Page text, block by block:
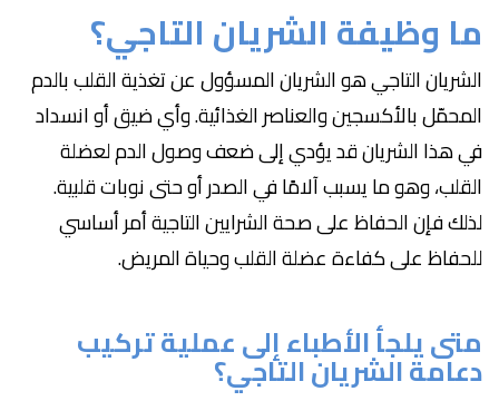
ما وظيفة الشريان التاجي؟
الشريان التاجي هو الشريان المسؤول عن تغذية القلب بالدم
المحمّل بالأكسجين والعناصر الغذائية. وأي ضيق أو انسداد
في هذا الشريان قد يؤدي إلى ضعف وصول الدم لعضلة
القلب، وهو ما يسبب آلامًا في الصدر أو حتى نوبات قلبية.
لذلك فإن الحفاظ على صحة الشرايين التاجية أمر أساسي
للحفاظ على كفاءة عضلة القلب وحياة المريض.
متى يلجأ الأطباء إلى عملية تركيب
دعامة الشريان التاجي؟